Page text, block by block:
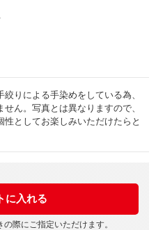
りによる手染めをしている為、
ん。写真とは異なりますので、
としてお楽しみいただけたらと
際にご指定いただけます。